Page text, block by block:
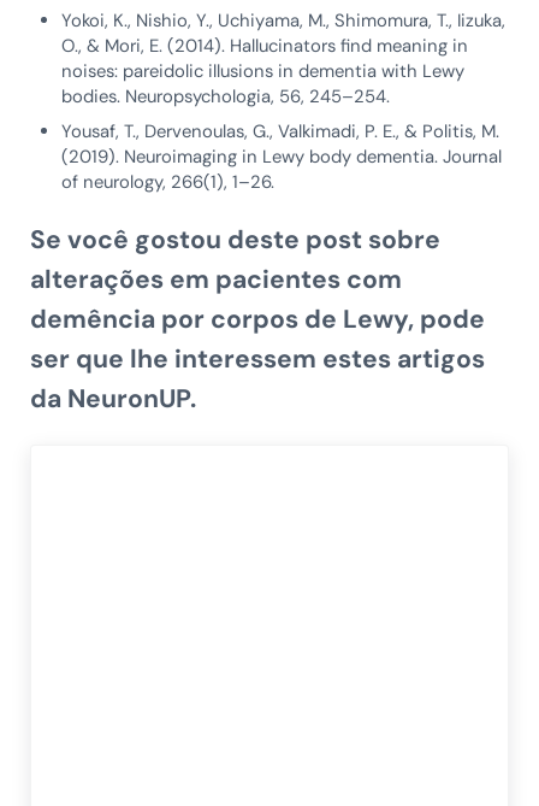
Yokoi, K., Nishio, Y., Uchiyama, M., Shimomura, T., Iizuka,
O., & Mori, E. (2014). Hallucinators find meaning in
noises: pareidolic illusions in dementia with Lewy
bodies. Neuropsychologia, 56, 245–254.
Yousaf, T., Dervenoulas, G., Valkimadi, P. E., & Politis, M.
(2019). Neuroimaging in Lewy body dementia. Journal
of neurology, 266(1), 1–26.
Se você gostou deste post sobre
alterações em pacientes com
demência por corpos de Lewy, pode
ser que lhe interessem estes artigos
da NeuronUP.